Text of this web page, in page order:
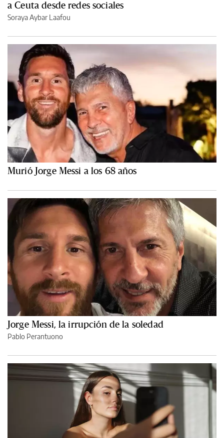
a Ceuta desde redes sociales
Soraya Aybar Laafou
Murió Jorge Messi a los 68 años
Jorge Messi, la irrupción de la soledad
Pablo Perantuono